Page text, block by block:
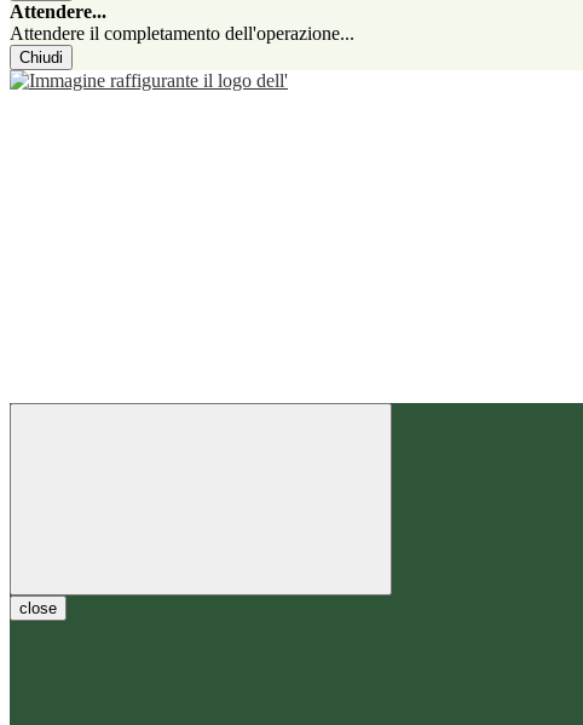
Attendere...
Attendere il completamento dell'operazione...
Chiudi
close